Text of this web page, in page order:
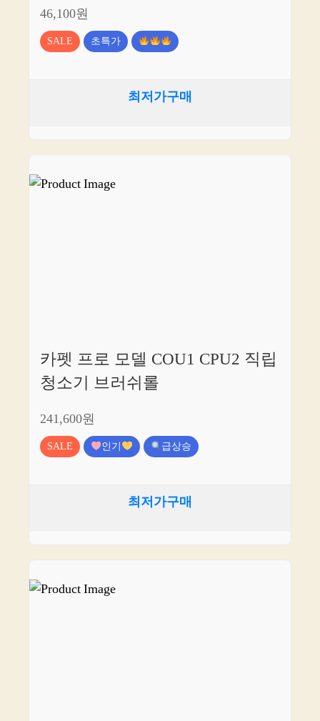
46,100원
SALE 초특가
최저가구매
카펫 프로 모델 COU1 CPU2 직립
청소기 브러쉬롤
241,600원
SALE 인기 급상승
최저가구매